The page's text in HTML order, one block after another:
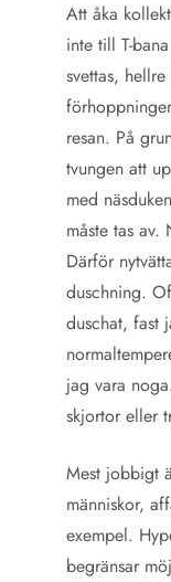
Att åka
inte till T-
svettas,
resan. På
tvungen att
med
måste tas av.
Därför
duschning.
duschat, fast
jag vara
skjortor eller
Mest jobbigt
människor,
exempel.
begränsar